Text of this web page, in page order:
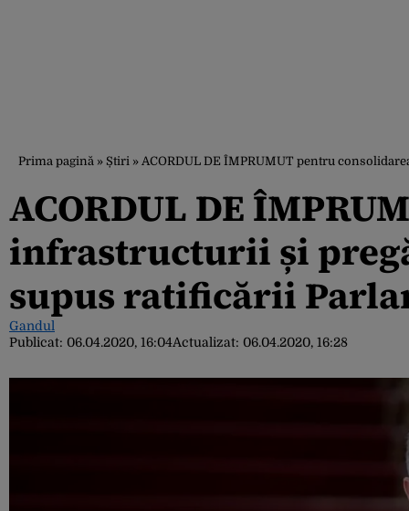
Prima pagină » Știri » ACORDUL DE ÎMPRUMUT pentru
ACORDUL DE
infrastructurii și
supus ratificării
Gandul
Publicat: 06.04.2020, 16:04Actualizat: 06.04.2020, 16:28